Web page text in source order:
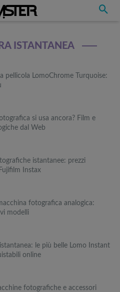
ISTANTANEA
pellicola LomoChrome Turquoise:
si usa ancora? Film e
dal Web
istantanee: prezzi
Instax
fotografica analogica:
modelli
le più belle Lomo Instant
online
fotografiche e accessori